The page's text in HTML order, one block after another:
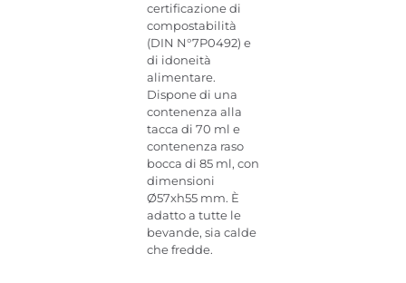
certificazione di
compostabilità
(DIN N°7P0492) e
di idoneità
alimentare.
Dispone di una
contenenza alla
tacca di 70 ml e
contenenza raso
bocca di 85 ml, con
dimensioni
Ø57xh55 mm. È
adatto a tutte le
bevande, sia calde
che fredde.